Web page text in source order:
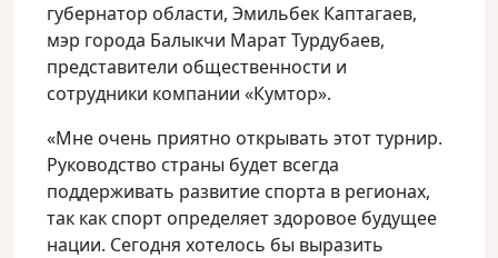
губернатор области, Эмильбек Каптагаев,
мэр города Балыкчи Марат Турдубаев,
представители общественности и
сотрудники компании «Кумтор».
«Мне очень приятно открывать этот турнир.
Руководство страны будет всегда
поддерживать развитие спорта в регионах,
так как спорт определяет здоровое будущее
нации. Сегодня хотелось бы выразить